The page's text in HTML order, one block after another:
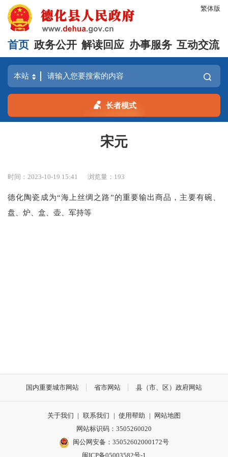
繁体版
首页 政务公开 解读回应 办事服务 互动交流
长者模式
宋元
时间：2023-10-19 15:41 浏览量： 193
德化陶瓷成为“海上丝绸之路”的重要输出商品，主要有碗、
盘、炉、盒、壶、军持等
国内重要城市网站 省市网站 县（市、区）政府网站
关于我们 | 联系我们 | 使用帮助 |
网站地图
网站标识码：3505260020
闽公网安备：35052602000172号
闽ICP备05003582号-1